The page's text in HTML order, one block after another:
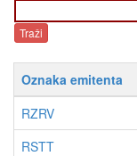
Oznaka emitenta
RZRV
RSTT